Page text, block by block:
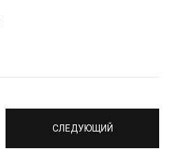
СЛЕДУЮЩИЙ